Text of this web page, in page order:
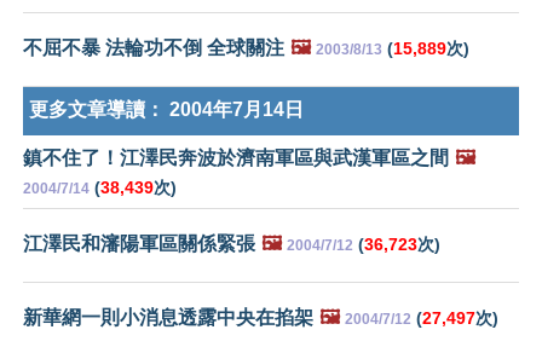
不屈不暴 法輪功不倒 全球關注 🖼️ 2003/8/13 (15,889次)
更多文章導讀： 2004年7月14日
鎮不住了！江澤民奔波於濟南軍區與武漢軍區之間 🖼️
2004/7/14 (38,439次)
江澤民和瀋陽軍區關係緊張 🖼️ 2004/7/12 (36,723次)
新華網一則小消息透露中央在掐架 🖼️ 2004/7/12 (27,497次)